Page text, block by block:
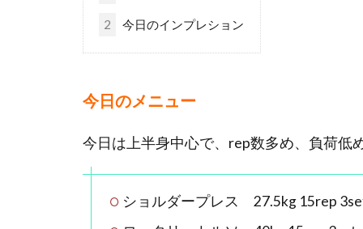
2 今日のインプレション
今日のメニュー
今日は上半身中心で、rep数多め、負荷低
ショルダープレス 27.5kg 15rep